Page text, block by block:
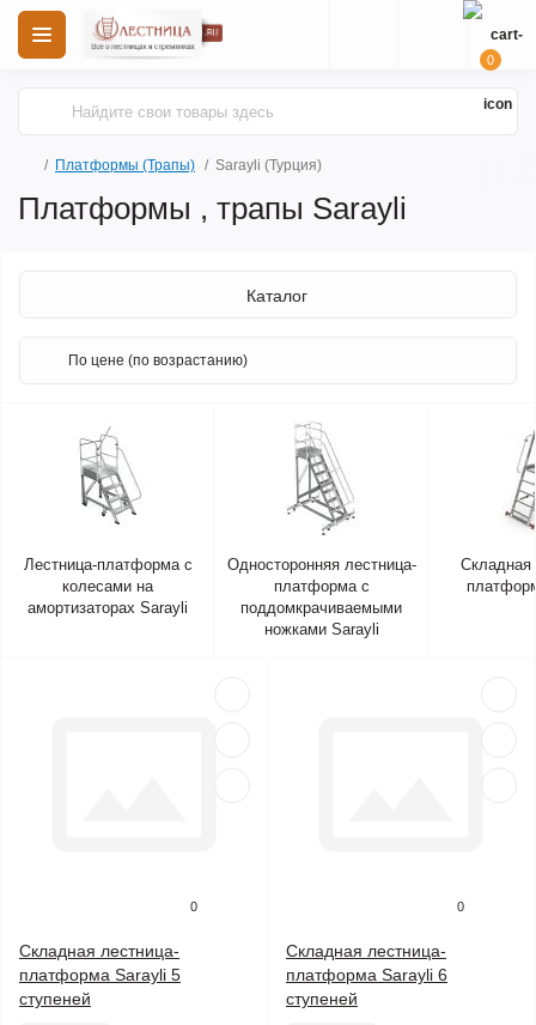
0
Платформы (Трапы) Sarayli (Турция)
Платформы , трапы Sarayli
Каталог
Лестница-платформа с
колесами на
амортизаторах Sarayli
Односторонняя лестница-
платформа с
поддомкрачиваемыми
ножками Sarayli
Складная
0
Складная лестница-
платформа Sarayli 5
ступеней
0
Складная лестница-
платформа Sarayli 6
ступеней